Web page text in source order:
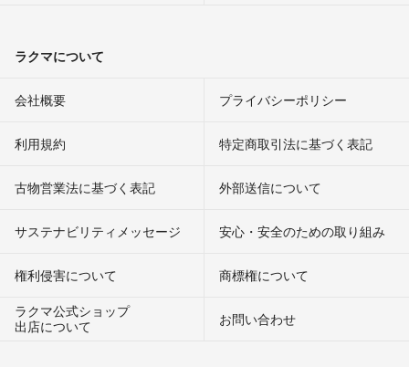
ラクマについて
会社概要 プライバシーポリシー
利用規約 特定商取引法に基づく表記
古物営業法に基づく表記 外部送信について
サステナビリティメッセージ 安心・安全のための取り組み
権利侵害について
商標権について
ラクマ公式ショップ
出店について
お問い合わせ